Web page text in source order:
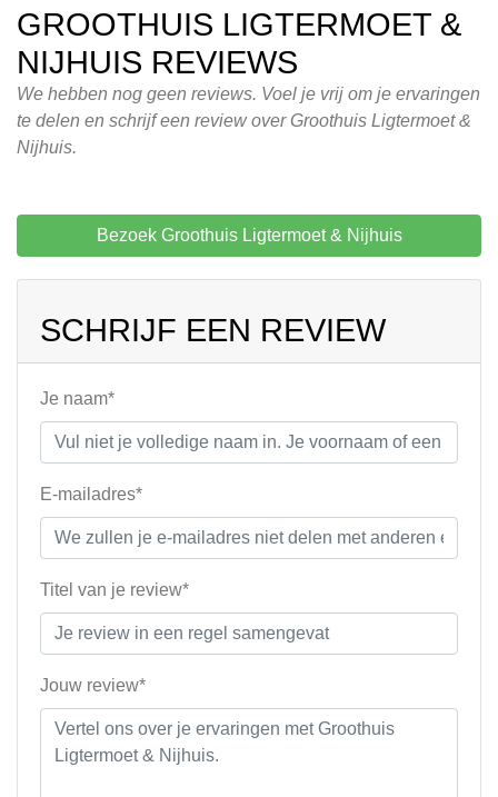
GROOTHUIS LIGTERMOET &
NIJHUIS REVIEWS
We hebben nog geen reviews. Voel je vrij om je ervaringen
te delen en schrijf een review over Groothuis Ligtermoet &
Nijhuis.
Bezoek Groothuis Ligtermoet & Nijhuis
SCHRIJF EEN REVIEW
Je naam*
E-mailadres*
Titel van je review*
Jouw review*